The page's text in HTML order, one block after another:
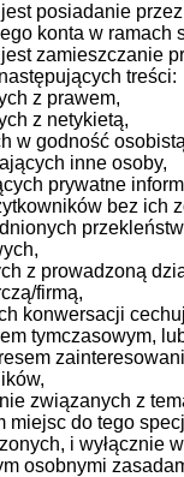
posiadanie
konta w ramach
zamieszczanie
treści:
z prawem,
z netykietą,
w godność
inne osoby,
prywatne
bez ich
z prowadzoną
firmą,
konwersacji
tymczasowym,
związanych z
miejsc do tego
i wyłącznie
osobnymi